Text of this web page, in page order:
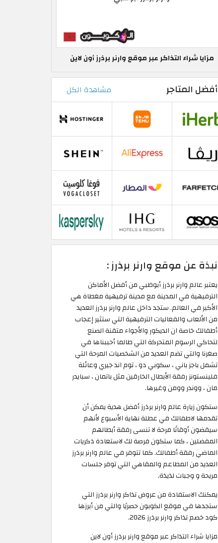
مزايا شراء التذاكر عبر موقع وارنر برذرز أون لاين
أفضل المتاجر مشاهدة الكل
نبذة عن موقع وارنر برذرز :
يعتبر عالم وارنر برذرز أبوظبي من أفضل الأماكن
الترفيهية في المدينة مع مدينة ترفيهية مغطاة هي
الأكبر في العالم. ستجد داخل عالم وارنر برذرز العديد
من الألعاب والفعاليات الترفيهية التي ستثير إعجاب
أطفالك خاصة ان الديكور والأجواء متقنة الصنع
لتحاكي الرسوم المتحركة التي طالما أحببناها في
صغرنا والتي تضم العديد من الشخصيات المرحة التي
تشمل باجز باني ، سكوبي دو ، توم اند جيري وعائلة
فلينستونز رفقة الأبطال الخارقين مثل باتمان ، سبايدر
مان ، ووندر وومن وغيرها.
ستكون زيارة عالم وارنر برذرز أفضل هدية يمكن أن
تقدمها لاطفالك في عطلة نهاية الأسبوع لأنهم
سيقضون أوقاتًا مرحة لا تنسى رفقة أبطالهم
المفضلين ، كما ستكون فرصة لك لاستعادة ذكريات
الماضي رفقة أطفالك. كما تتوفر في عالم وارنر برذرز
العديد من المطاعم والمقاهي التي توفر جلسات
مريحة و وجبات لذيذة.
يمكنك الاستفادة من عروض تذاكر وارنر برذرز التي
ستجدها في موقع الكوبون حصريًا والتي من أبرزها
كود خصم تذاكر وارنر برذرز 2026.
مزايا شراء التذاكر عبر موقع وارنر برذرز أون لاين